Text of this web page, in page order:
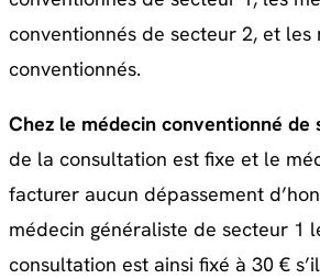
conventionnés de secteur 2, et les
conventionnés.
Chez le médecin conventionné de
de la consultation est fixe et le
facturer aucun dépassement
médecin généraliste de secteur 1
consultation est ainsi fixé à 30 €